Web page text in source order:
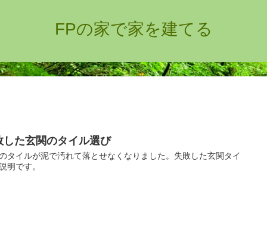
FPの家で家を建てる
した玄関のタイル選び
タイルが泥で汚れて落とせなくなりました。失敗した玄関タイ
明です。